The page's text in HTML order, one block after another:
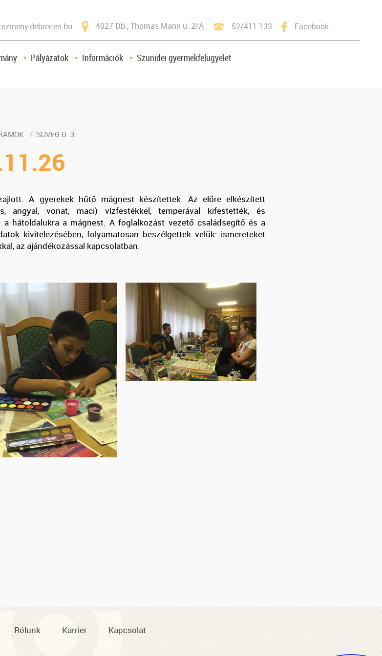
4027 Db., Thomas Mann u. 2/A 52/411-133 Facebook
Pályázatok Információk Szünidei gyermekfelügyelet
SÜVEG U. 3.
A gyerekek hűtő mágnest készítettek. Az előre elkészített
angyal, vonat, maci) vízfestékkel, temperával kifestették, és
hátoldalukra a mágnest. A foglalkozást vezető családsegítő és a
kivitelezésében, folyamatosan beszélgettek velük: ismereteket
az ajándékozással kapcsolatban.
Rólunk Karrier Kapcsolat